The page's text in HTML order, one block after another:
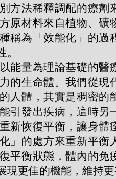
方法稀釋調配的療劑
原材料來自植物、礦
稱為「效能化」的過
能量為理論基礎的醫
的生命體。我們從現
人體，其實是稠密的
引發出疾病，這時另
新恢復平衡，讓身體
」的處方來重新平衡
平衡狀態，體內的免
現更佳的機能，維持